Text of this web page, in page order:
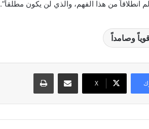
انطلاقاً من هذا الفهم، والذي لن يكون مطلقاً”.
وصامداً
X